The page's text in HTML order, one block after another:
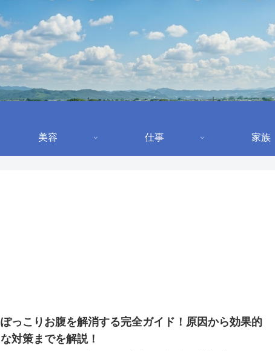
美容 仕事 家族
ぽっこりお腹を解消する完全ガイド！原因から効果的
な対策までを解説！